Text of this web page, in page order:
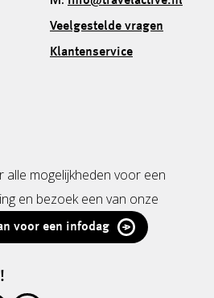
Veelgestelde vragen
Klantenservice
mogelijkheden voor een
en bezoek een van onze
voor een infodag